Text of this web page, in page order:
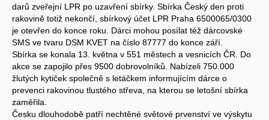
darů zveřejní LPR po uzavření sbírky. Sbírka Český den proti
rakovině totiž nekončí, sbírkový účet LPR Praha 6500065/0300
je otevřen do konce roku. Dárci mohou posílat též dárcovské
SMS ve tvaru DSM KVET na číslo 87777 do konce září.
Sbírka se konala 13. května v 551 městech a vesnicích ČR. Do
akce se zapojilo přes 9500 dobrovolníků. Nabízeli 750.000
žlutých kytiček společně s letáčkem informujícím dárce o
prevenci rakovinou tlustého střeva, na kterou se letošní sbírka
zaměřila.
Česku dlouhodobě patří nechtěné světové prvenství ve výskytu